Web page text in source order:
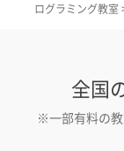
ログラミング教室
全国
※一部有料の教